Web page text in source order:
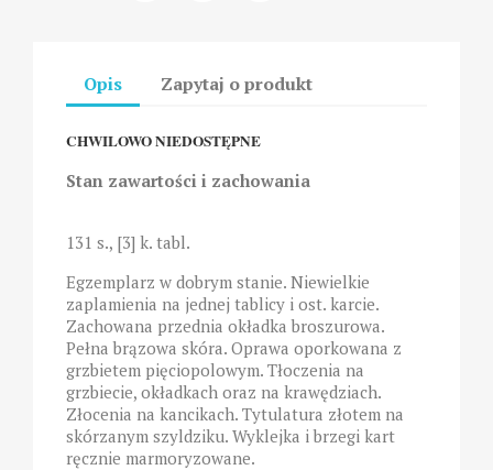
Opis Zapytaj o produkt
CHWILOWO NIEDOSTĘPNE
Stan zawartości i zachowania
131 s., [3] k. tabl.
Egzemplarz w dobrym stanie. Niewielkie
zaplamienia na jednej tablicy i ost. karcie.
Zachowana przednia okładka broszurowa.
Pełna brązowa skóra. Oprawa oporkowana z
grzbietem pięciopolowym. Tłoczenia na
grzbiecie, okładkach oraz na krawędziach.
Złocenia na kancikach. Tytulatura złotem na
skórzanym szyldziku. Wyklejka i brzegi kart
ręcznie marmoryzowane.